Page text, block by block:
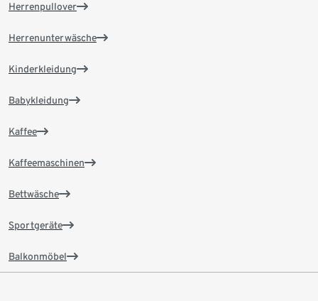
Herrenpullover
Herrenunterwäsche
Kinderkleidung
Babykleidung
Kaffee
Kaffeemaschinen
Bettwäsche
Sportgeräte
Balkonmöbel